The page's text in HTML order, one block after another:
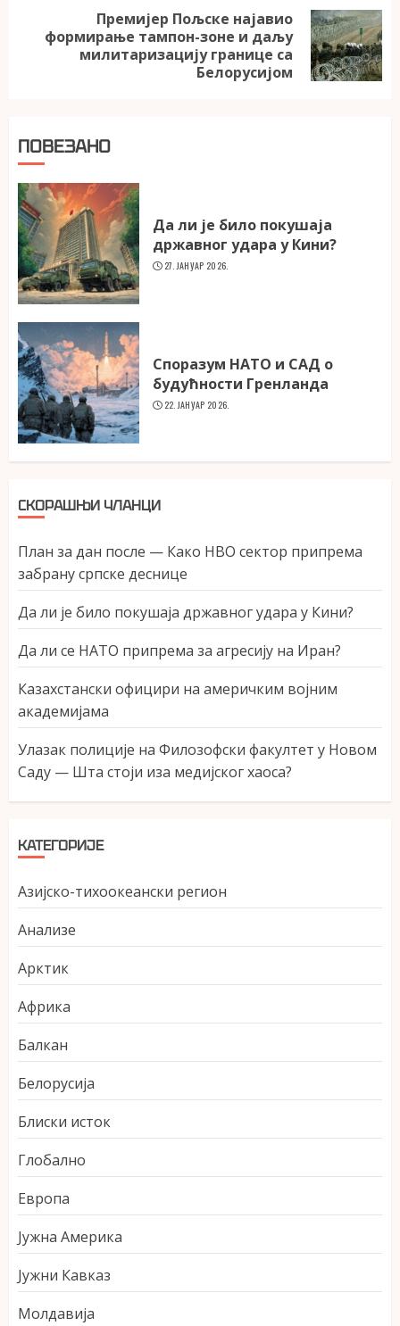
Next
Премијер Пољске најавио
формирање тампон-зоне и даљу
милитаризацију границе са
Белорусијом
ПОВЕЗАНО
Да ли је било покушаја
државног удара у Кини?
27. ЈАНУАР 2026.
Споразум НАТО и САД о
будућности Гренланда
22. ЈАНУАР 2026.
СКОРАШЊИ ЧЛАНЦИ
План за дан после — Како НВО сектор припрема
забрану српске деснице
Да ли је било покушаја државног удара у Кини?
Да ли се НАТО припрема за агресију на Иран?
Казахстански официри на америчким војним
академијама
Улазак полиције на Филозофски факултет у Новом
Саду — Шта стоји иза медијског хаоса?
КАТЕГОРИЈЕ
Азијско-тихоокеански регион
Анализе
Арктик
Африка
Балкан
Белорусија
Блиски исток
Глобално
Европа
Јужна Америка
Јужни Кавказ
Молдавија